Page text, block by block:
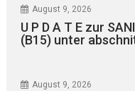
August 9, 2026
U P D A T E zur
(B15) unter
August 9, 2026